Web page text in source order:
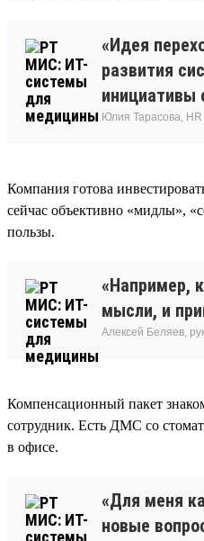
«Идея
развития
инициативы
Юлия Тарасова, HR
Компания готова
сейчас объективно «мидлы»,
пользы.
«Например,
мысли, и
Алексей Беляев,
Компенсационный пакет
сотрудник. Есть ДМС со
в офисе.
«Для меня
новые